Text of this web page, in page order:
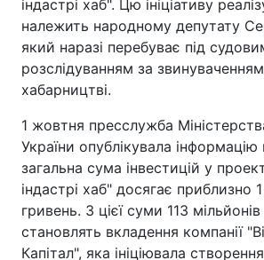
індастрі хаб". Цю ініціативу
належить народному депутату
який наразі перебуває під
розслідуванням за
хабарництві.
1 жовтня пресслужба
України опублікувала
загальна сума інвестицій у
індастрі хаб" досягає приблизно
гривень. З цієї суми 113
становлять вкладення компанії
Капітал", яка ініціювала створення